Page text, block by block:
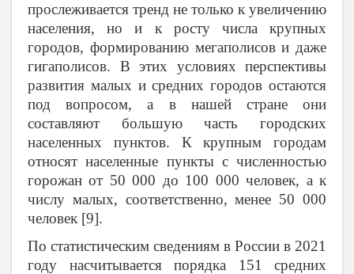
прослеживается тренд не только к увеличению
населения, но и к росту числа крупных
городов, формированию мегаполисов и даже
гигаполисов. В этих условиях перспективы
развития малых и средних городов остаются
под вопросом, а в нашей стране они
составляют большую часть городских
населенных пунктов. К крупным городам
относят населенные пункты с численностью
горожан от 50 000 до 100 000 человек, а к
числу малых, соответственно, менее 50 000
человек [9].
По статистическим сведениям в России в 2021
году насчитывается порядка 151 средних